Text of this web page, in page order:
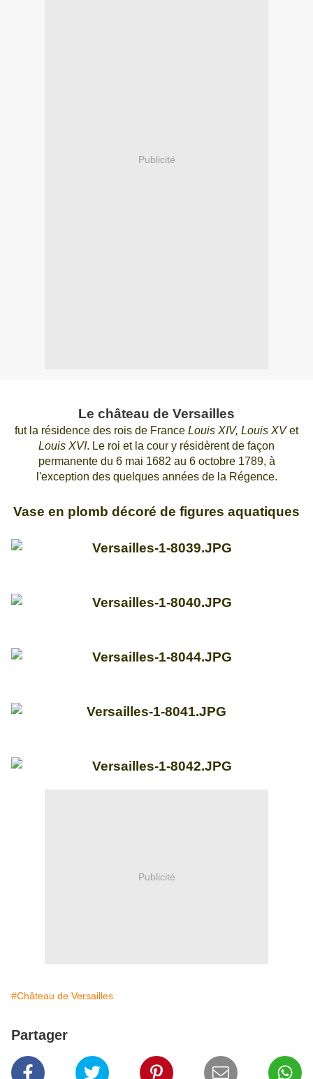
Publicité
Le château de Versailles
fut la résidence des rois de France Louis XIV, Louis XVet
Louis XVI. Le roi et la cour y résidèrent de façon
permanente du 6 mai 1682 au 6 octobre 1789, à
l'exception des quelques années de la Régence.
Vase en plomb décoré de figures aquatiques
Publicité
#Château de Versailles
Partager